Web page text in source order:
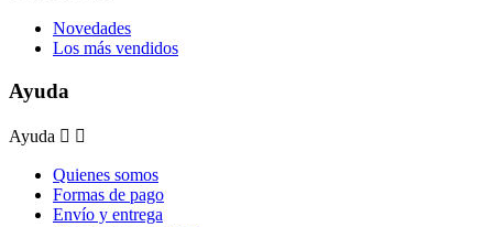
Novedades
Los más vendidos
Ayuda
Ayuda  
Quienes somos
Formas de pago
Envío y entrega